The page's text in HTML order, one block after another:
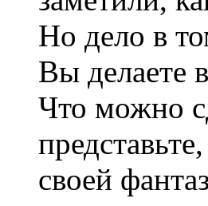
Но дело в
Вы делаете
Что можно
своей